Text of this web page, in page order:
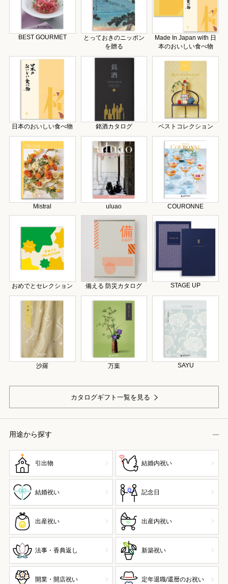
BEST GOURMET
とっておきのニッポン
を贈る
Made In Japan with 日
本のおいしい食べ物
日本のおいしい食べ物 銘酒カタログ ベストコレクション
Mistral uluao COURONNE
おめでとセレクション 備える 防災カタログ STAGE UP
沙羅 万葉 SAYU
カタログギフト一覧を見る
用途から探す
引出物 結婚内祝い
結婚祝い 記念日
出産祝い 出産内祝い
法事・香典返し 新築祝い
開業・開店祝い 定年退職/還暦のお祝い